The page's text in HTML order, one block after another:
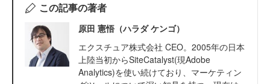
この記事の著者
原田 憲悟（ハラダ ケンゴ）
エクスチュア株式会社 CEO。2005年の日本
上陸当初からSiteCatalyst(現Adobe
Analytics)を使い続けており、マーケティン